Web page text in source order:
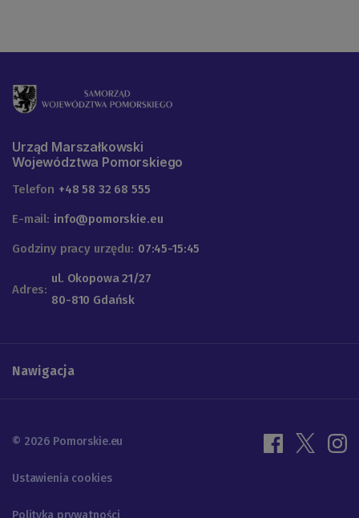
Urząd Marszałkowski
Województwa Pomorskiego
Telefon +48 58 32 68 555
E-mail: info@pomorskie.eu
Godziny pracy urzędu: 07:45-15:45
Adres:
ul. Okopowa 21/27
80-810 Gdańsk
Nawigacja
© 2026 Pomorskie.eu
Ustawienia cookies